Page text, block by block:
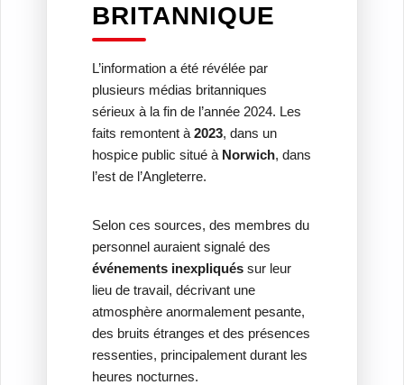
BRITANNIQUE
L’information a été révélée par
plusieurs médias britanniques
sérieux à la fin de l’année 2024. Les
faits remontent à 2023, dans un
hospice public situé à Norwich, dans
l’est de l’Angleterre.
Selon ces sources, des membres du
personnel auraient signalé des
événements inexpliqués sur leur
lieu de travail, décrivant une
atmosphère anormalement pesante,
des bruits étranges et des présences
ressenties, principalement durant les
heures nocturnes.